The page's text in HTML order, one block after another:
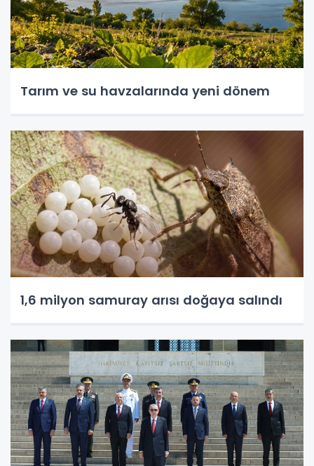
Tarım ve su havzalarında yeni dönem
1,6 milyon samuray arısı doğaya salındı